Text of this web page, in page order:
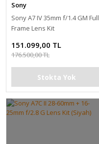
Sony
Sony A7 IV 35mm f/1.4 GM Full
Frame Lens Kit
151.099,00 TL
176.500,00 TL
Stokta Yok